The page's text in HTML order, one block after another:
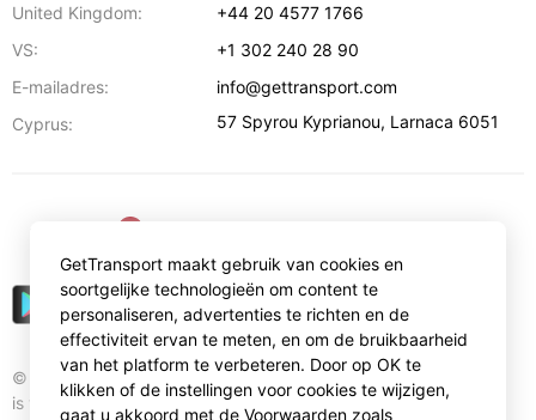
United Kingdom:
+44 20 4577 1766
VS:
+1 302 240 28 90
E-mailadres:
info@gettransport.com
Cyprus:
57 Spyrou Kyprianou, Larnaca 6051
© Gettransport International Limited. GetTransport®
is trademark of Gettransport International Limited.
GetTransport maakt gebruik van cookies en
soortgelijke technologieën om content te
personaliseren, advertenties te richten en de
effectiviteit ervan te meten, en om de bruikbaarheid
van het platform te verbeteren. Door op OK te
klikken of de instellingen voor cookies te wijzigen,
gaat u akkoord met de Voorwaarden zoals